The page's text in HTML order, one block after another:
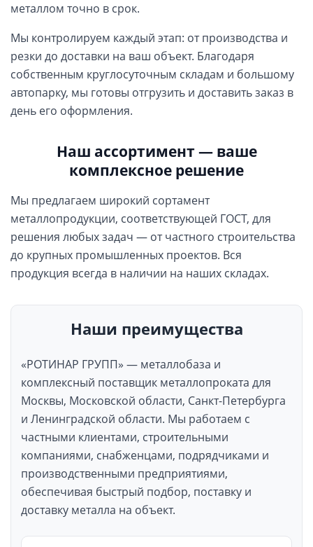
металлом точно в срок.
Мы контролируем каждый этап: от производства и
резки до доставки на ваш объект. Благодаря
собственным круглосуточным складам и большому
автопарку, мы готовы отгрузить и доставить заказ в
день его оформления.
Наш ассортимент — ваше
комплексное решение
Мы предлагаем широкий сортамент
металлопродукции, соответствующей ГОСТ, для
решения любых задач — от частного строительства
до крупных промышленных проектов. Вся
продукция всегда в наличии на наших складах.
Наши преимущества
«РОТИНАР ГРУПП» — металлобаза и
комплексный поставщик металлопроката для
Москвы, Московской области, Санкт-Петербурга
и Ленинградской области. Мы работаем с
частными клиентами, строительными
компаниями, снабженцами, подрядчиками и
производственными предприятиями,
обеспечивая быстрый подбор, поставку и
доставку металла на объект.